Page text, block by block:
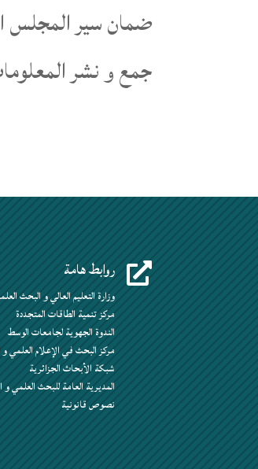
ضمان سير المجلس
جمع و نشر
 روابط هامة
وزارة التعليم العالي و البحث
مركز تنمية الطاقات المتجددة
الندوة الجهوية لجامعات الوسط
مركز البحث في الإعلام العلمي و
شبكة الأبحاث الجزائرية
المديرية العامة للبحث العلمي و
نصوص قانونية